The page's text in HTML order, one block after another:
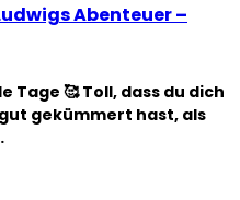
Abenteuer –
Tage 🥰 Toll, dass du dich
gekümmert hast, als